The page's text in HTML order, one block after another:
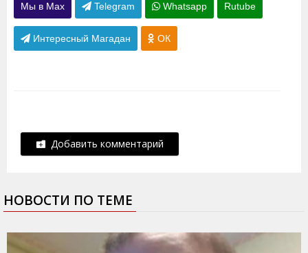
Мы в Max Telegram Whatsapp Rutube
Интересный Магадан ОК
Добавить комментарий
НОВОСТИ ПО ТЕМЕ